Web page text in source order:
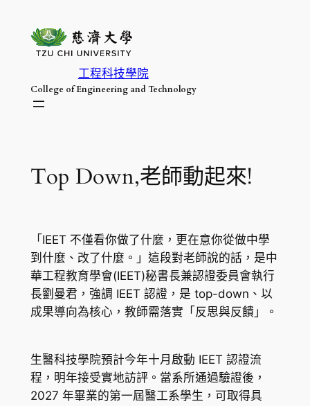
工程科技學院
College of Engineering and Technology
Top Down,老師動起來!
「IEET 不僅看你做了什麼，更在意你從做中學
到什麼、改了什麼。」這段對老師說的話，是中
華工程教育學會(IEET)秘書長兼認證委員會執行
長劉曼君，強調 IEET 認證，是 top-down、以
成果導向為核心，教師需落實「反思與反饋」。
生醫科技學院預計今年十月啟動 IEET 認證流
程，明年接受實地訪評。當系所通過驗證後，
2027 年畢業的第一屆醫工系學生，可取得具